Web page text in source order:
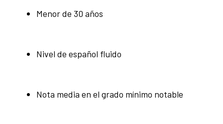
Menor de 30 años
Nivel de español fluido
Nota media en el grado mínimo notable